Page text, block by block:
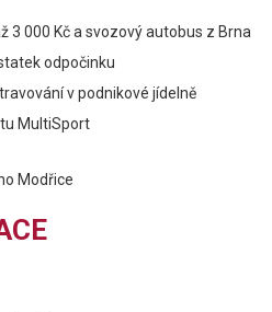
3 000 Kč a svozový autobus z Brna
odpočinku
v podnikové jídelně
MultiSport
Modřice